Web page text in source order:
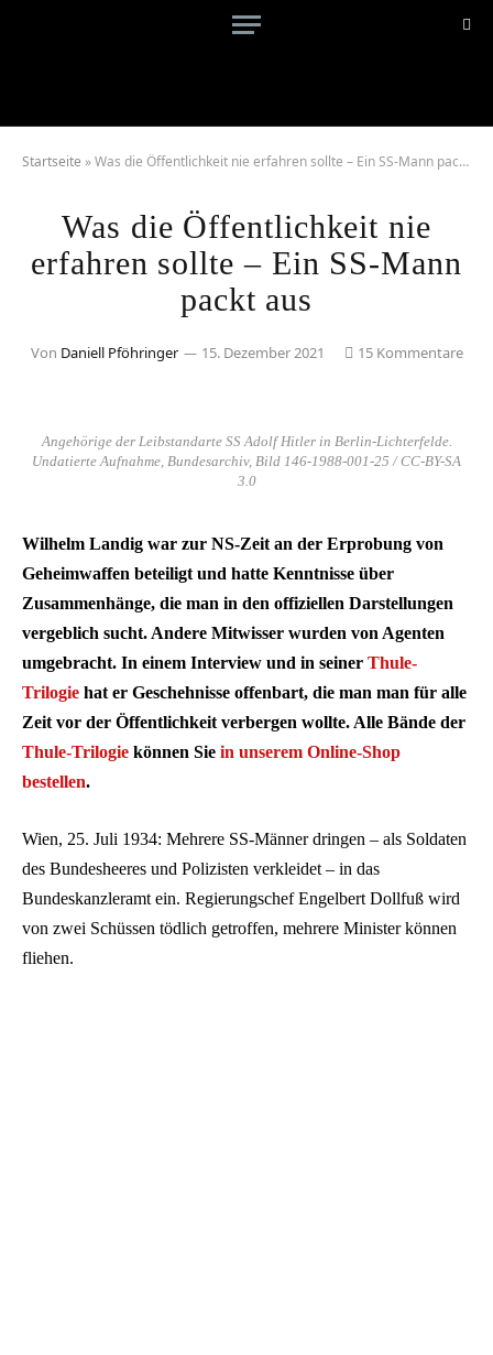
Startseite »Was die Öffentlichkeit nie erfahren sollte – Ein SS-Mann packt aus
Was die Öffentlichkeit nie
erfahren sollte – Ein SS-Mann
packt aus
Von Daniell Pföhringer 15. Dezember 2021 15 Kommentare
Angehörige der Leibstandarte SS Adolf Hitler in Berlin-Lichterfelde.
Undatierte Aufnahme, Bundesarchiv, Bild 146-1988-001-25 / CC-BY-SA
3.0
Wilhelm Landig war zur NS-Zeit an der Erprobung von
Geheimwaffen beteiligt und hatte Kenntnisse über
Zusammenhänge, die man in den offiziellen Darstellungen
vergeblich sucht. Andere Mitwisser wurden von Agenten
umgebracht. In einem Interview und in seiner Thule-
Trilogie hat er Geschehnisse offenbart, die man man für alle
Zeit vor der Öffentlichkeit verbergen wollte. Alle Bände der
Thule-Trilogie können Sie in unserem Online-Shop
bestellen.
Wien, 25. Juli 1934: Mehrere SS-Männer dringen – als Soldaten
des Bundesheeres und Polizisten verkleidet – in das
Bundeskanzleramt ein. Regierungschef Engelbert Dollfuß wird
von zwei Schüssen tödlich getroffen, mehrere Minister können
fliehen.